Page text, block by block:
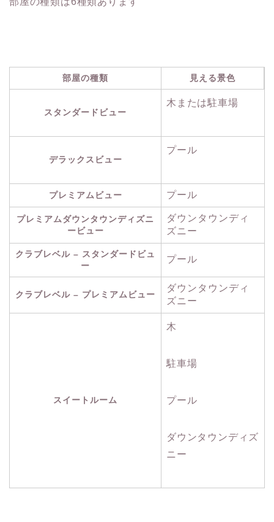
部屋の種類 見える景色
スタンダードビュー
木または駐車場
デラックスビュー
プール
プレミアムビュー プール
プレミアムダウンタウンディズニ
ービュー
ダウンタウンディ
ズニー
クラブレベル – スタンダードビュ
ー
プール
クラブレベル – プレミアムビュー
ダウンタウンディ
ズニー
スイートルーム
木
駐車場
プール
ダウンタウンディズ
ニー